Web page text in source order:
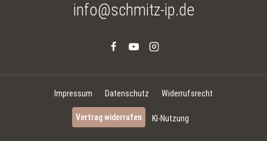
info@schmitz-ip.de
Impressum Datenschutz Widerrufsrecht
Vertrag widerrufen KI-Nutzung